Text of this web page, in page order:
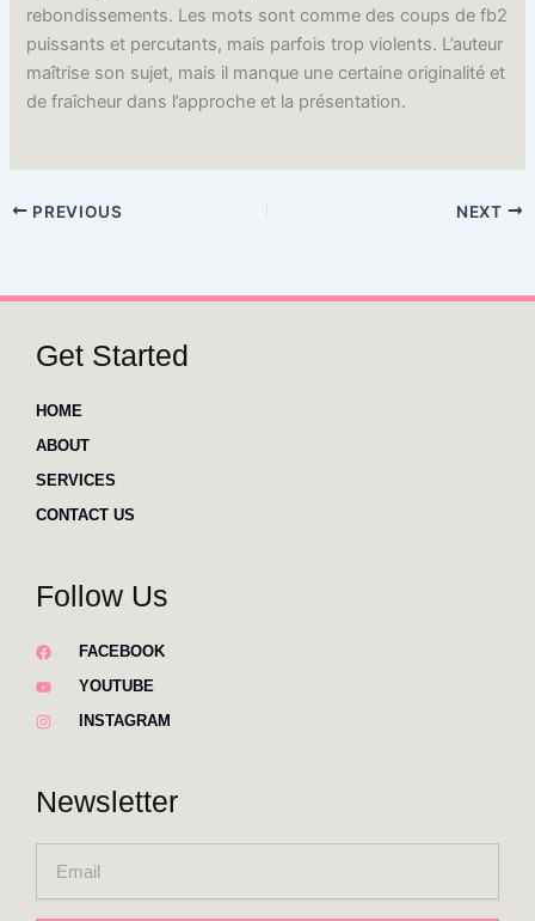
rebondissements. Les mots sont comme des coups de fb2
puissants et percutants, mais parfois trop violents. L’auteur
maîtrise son sujet, mais il manque une certaine originalité et
de fraîcheur dans l’approche et la présentation.
PREVIOUS NEXT
Get Started
HOME
ABOUT
SERVICES
CONTACT US
Follow Us
FACEBOOK
YOUTUBE
INSTAGRAM
Newsletter